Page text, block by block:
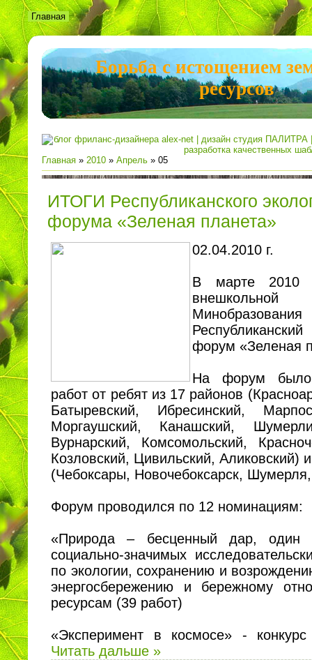
Борьба с истощением
ресурсов
Главная
Главная » 2010 » Апрель » 05
ИТОГИ Республиканского
форума «Зеленая планета»
02.04.2010 г.
В марте 2010
форум «Зеленая
На форум было
работ от ребят из 17 районов
Батыревский, Ибресинский,
Моргаушский, Канашский,
Вурнарский, Комсомольский,
Козловский, Цивильский, Аликовский)
(Чебоксары, Новочебоксарск,
Форум проводился по 12 номинациям:
«Природа – бесценный дар, один
социально-значимых
по экологии, сохранению и
энергосбережению и бережному
ресурсам (39 работ)
«Эксперимент в космосе» -
Читать дальше »